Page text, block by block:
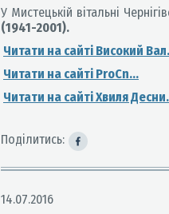
У Мистецькій вітальні
(1941-2001).
Читати на сайті Високий
Читати на сайті ProCn...
Читати на сайті Хвиля
Поділитись:
14.07.2016